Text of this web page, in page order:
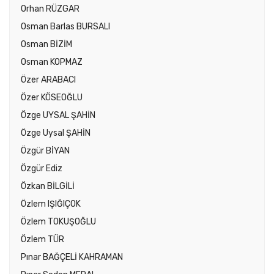
Orhan RÜZGAR
Osman Barlas BURSALI
Osman BİZİM
Osman KOPMAZ
Özer ARABACI
Özer KÖSEOĞLU
Özge UYSAL ŞAHİN
Özge Uysal ŞAHİN
Özgür BİYAN
Özgür Ediz
Özkan BİLGİLİ
Özlem IŞIĞIÇOK
Özlem TOKUŞOĞLU
Özlem TÜR
Pınar BAĞÇELİ KAHRAMAN